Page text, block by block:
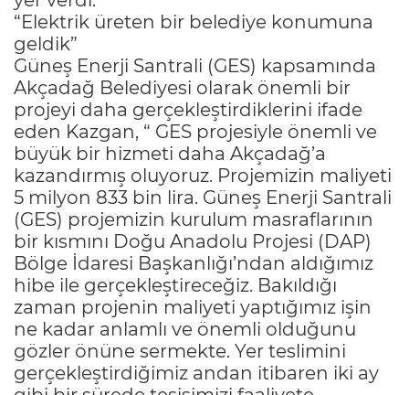
“Elektrik üreten bir belediye konumuna
geldik”
Güneş Enerji Santrali (GES) kapsamında
Akçadağ Belediyesi olarak önemli bir
projeyi daha gerçekleştirdiklerini ifade
eden Kazgan, “ GES projesiyle önemli ve
büyük bir hizmeti daha Akçadağ’a
kazandırmış oluyoruz. Projemizin maliyeti
5 milyon 833 bin lira. Güneş Enerji Santrali
(GES) projemizin kurulum masraflarının
bir kısmını Doğu Anadolu Projesi (DAP)
Bölge İdaresi Başkanlığı’ndan aldığımız
hibe ile gerçekleştireceğiz. Bakıldığı
zaman projenin maliyeti yaptığımız işin
ne kadar anlamlı ve önemli olduğunu
gözler önüne sermekte. Yer teslimini
gerçekleştirdiğimiz andan itibaren iki ay